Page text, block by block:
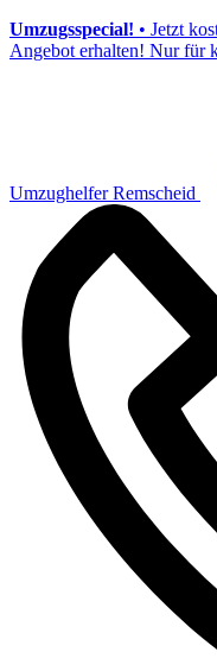
Umzugsspecial! • Jetzt
Angebot erhalten! Nur für
Umzughelfer Remscheid